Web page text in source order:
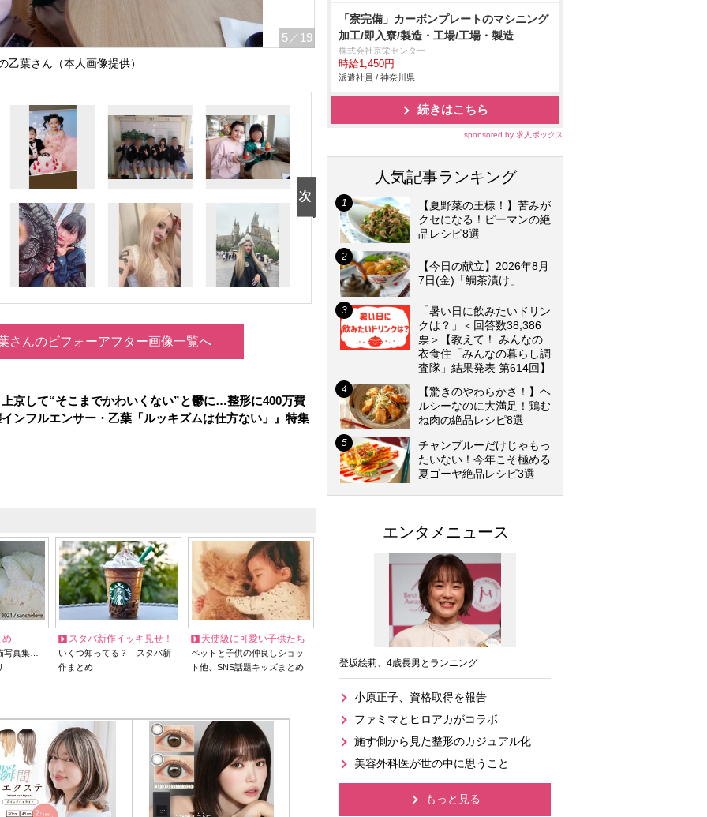
5 ／19
乙葉さん（本人画像提供）
さんのビフォーアフター画像一覧へ
京して“そこまでかわいくない”と鬱に…整形に400万費
フルエンサー・乙葉「ルッキズムは仕方ない」』特集
め
写真集…
スタバ新作イッキ見せ！
いくつ知ってる？ スタバ新
作まとめ
天使級に可愛い子供たち
ペットと子供の仲良しショッ
ト他、SNS話題キッズまとめ
「寮完備」カーボンプレートのマシニング
加工/即入寮/製造・工場/工場・製造
株式会社京栄センター
時給1,450円
派遣社員 / 神奈川県
続きはこちら
sponsored by 求人ボックス
人気記事ランキング
【夏野菜の王様！】苦みが
クセになる！ピーマンの絶
品レシピ8選
【今日の献立】2026年8月
7日(金)「鯛茶漬け」
「暑い日に飲みたいドリン
クは？」＜回答数38,386
票＞【教えて！ みんなの
衣食住「みんなの暮らし調
査隊」結果発表 第614回】
【驚きのやわらかさ！】ヘ
ルシーなのに大満足！鶏む
ね肉の絶品レシピ8選
チャンプルーだけじゃもっ
たいない！今年こそ極める
夏ゴーヤ絶品レシピ3選
エンタメニュース
登坂絵莉、4歳長男とランニング
小原正子、資格取得を報告
ファミマとヒロアカがコラボ
施す側から見た整形のカジュアル化
美容外科医が世の中に思うこと
もっと見る